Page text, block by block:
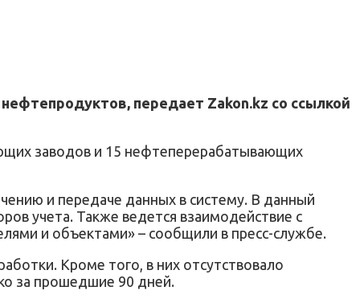
передает Zakon.kz со ссылкой
заводов и 15 нефтеперерабатывающих
и передаче данных в систему. В данный
учета. Также ведется взаимодействие с
и объектами» – сообщили в пресс-службе.
Кроме того, в них отсутствовало
за прошедшие 90 дней.